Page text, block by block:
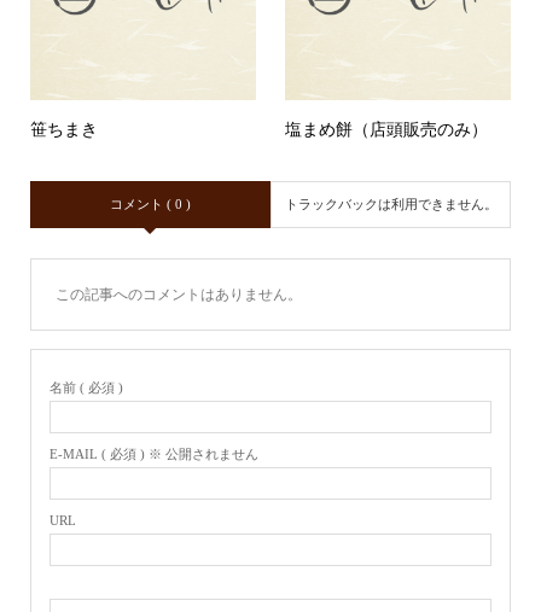
笹ちまき 塩まめ餅（店頭販売のみ）
コメント ( 0 ) トラックバックは利用できません。
この記事へのコメントはありません。
名前 ( 必須 )
E-MAIL ( 必須 ) ※ 公開されません
URL